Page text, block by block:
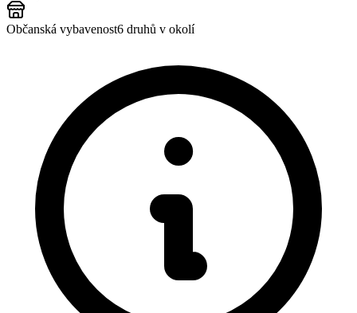
Občanská vybavenost6 druhů v okolí